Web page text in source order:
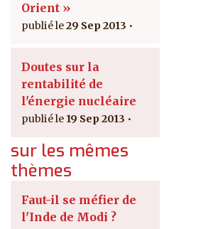
Orient »
29 Sep 2013
Doutes sur la
rentabilité de
l'énergie nucléaire
19 Sep 2013
sur les mêmes
thèmes
Faut-il se méfier de
l'Inde de Modi ?